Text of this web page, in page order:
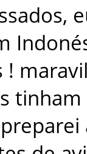
,
!
tinham
preparei